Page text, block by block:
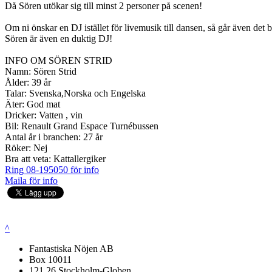
Då Sören utökar sig till minst 2 personer på scenen!
Om ni önskar en DJ istället för livemusik till dansen, så går även det
Sören är även en duktig DJ!
INFO OM SÖREN STRID
Namn: Sören Strid
Ålder: 39 år
Talar: Svenska,Norska och Engelska
Äter: God mat
Dricker: Vatten , vin
Bil: Renault Grand Espace Turnébussen
Antal år i branchen: 27 år
Röker: Nej
Bra att veta: Kattallergiker
Ring 08-195050 för info
Maila för info
^
Fantastiska Nöjen AB
Box 10011